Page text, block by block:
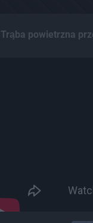
Trąba powietrzna